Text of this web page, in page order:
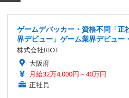
ゲームデバッカー・資格不問「
界デビュー」ゲーム業界デビュー
株式会社RIOT
大阪府
月給32万4,000円～40万円
正社員